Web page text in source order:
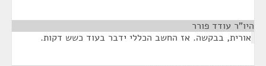
היו"ר עודד פורר
אורית, בבקשה. אז החשב הכללי ידבר בעוד כשש דקות.